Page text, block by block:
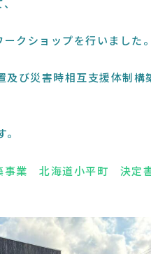
クショップを行いました。
及び災害時相互支援体制構
事業 北海道小平町 決定